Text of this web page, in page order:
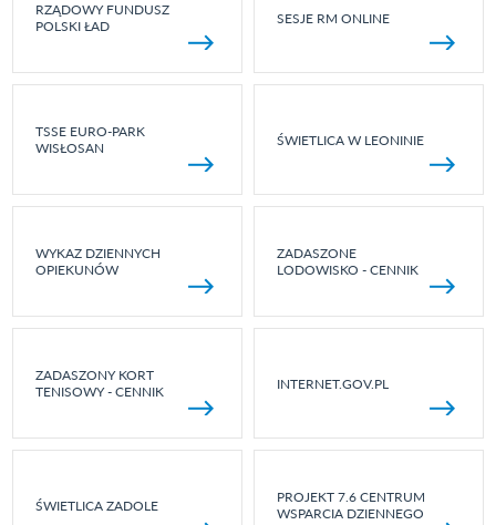
RZĄDOWY FUNDUSZ
POLSKI ŁAD
SESJE RM ONLINE
TSSE EURO-PARK
WISŁOSAN
ŚWIETLICA W LEONINIE
WYKAZ DZIENNYCH
OPIEKUNÓW
ZADASZONE
LODOWISKO - CENNIK
ZADASZONY KORT
TENISOWY - CENNIK
INTERNET.GOV.PL
ŚWIETLICA ZADOLE
PROJEKT 7.6 CENTRUM
WSPARCIA DZIENNEGO